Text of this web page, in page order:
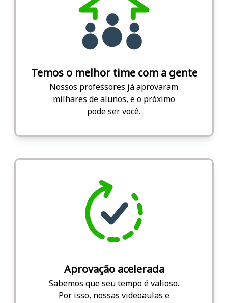
Temos o melhor time com a gente
Nossos professores já aprovaram
milhares de alunos, e o próximo
pode ser você.
Aprovação acelerada
Sabemos que seu tempo é valioso.
Por isso, nossas videoaulas e